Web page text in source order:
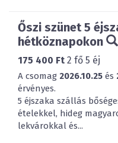
Őszi szünet 5
hétköznapokon
175 400 Ft 2 fő 5 éj
A csomag 2026.10.25 és
érvényes.
5 éjszaka szállás
ételekkel, hideg
lekvárokkal és...